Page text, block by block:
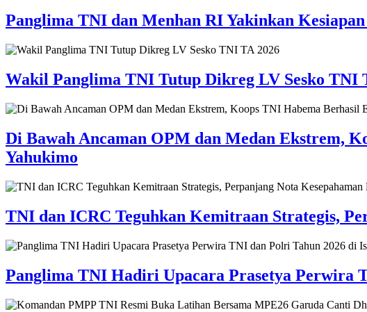
Panglima TNI dan Menhan RI Yakinkan
Wakil Panglima TNI Tutup Dikreg LV Sesko TNI
Di Bawah Ancaman OPM dan Medan Ekstrem,
Yahukimo
TNI dan ICRC Teguhkan Kemitraan Strategis,
Panglima TNI Hadiri Upacara Prasetya Perwira